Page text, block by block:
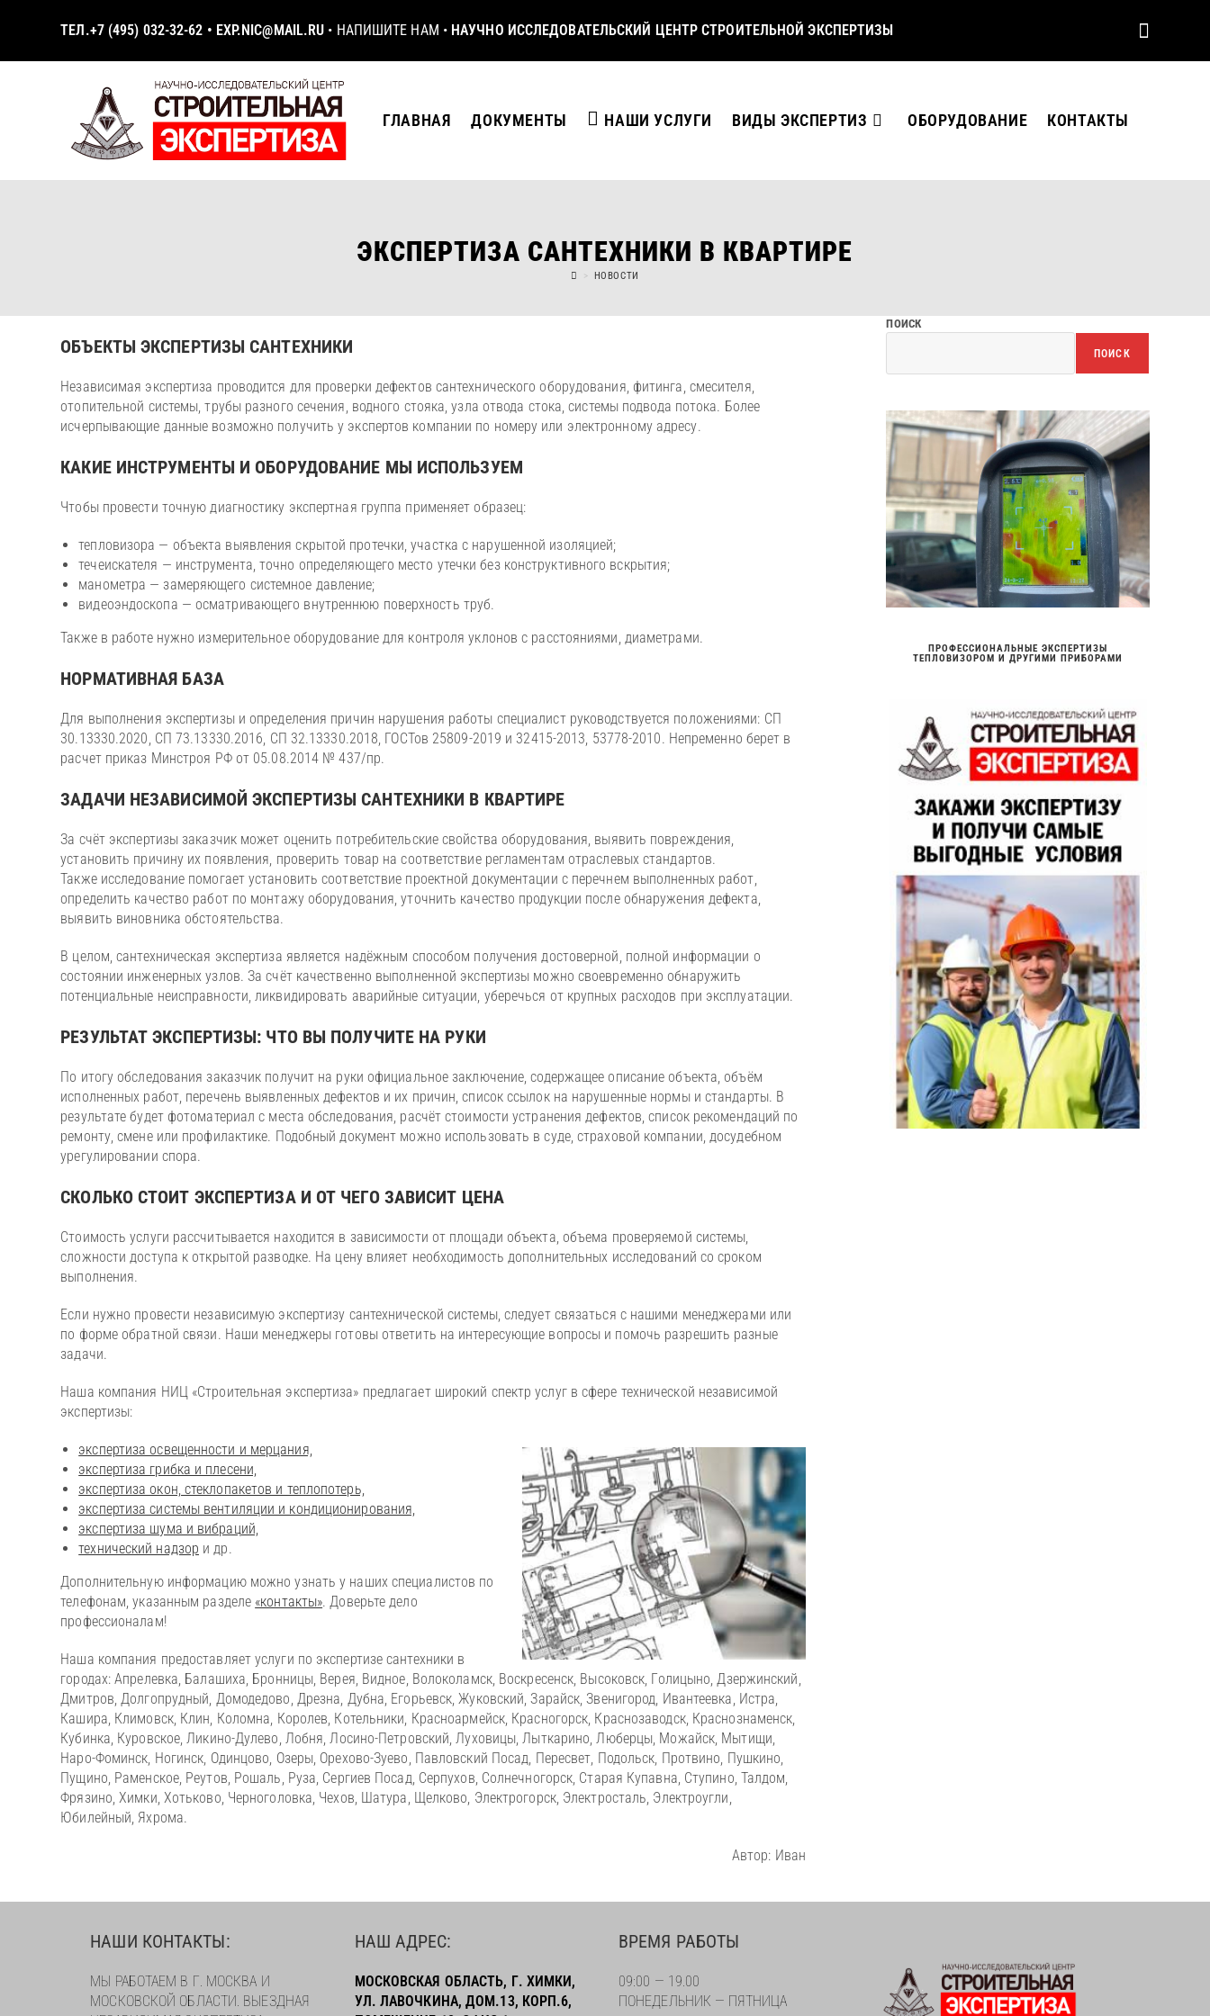
ТЕЛ.+7 (495) 032-32-62 • EXP.NIC@MAIL.RU • НАПИШИТЕ НАМ • НАУЧНО ИССЛЕДОВАТЕЛЬСКИЙ ЦЕНТР СТРОИТЕЛЬНОЙ ЭКСПЕРТИЗЫ
ГЛАВНАЯ ДОКУМЕНТЫ НАШИ УСЛУГИ ВИДЫ ЭКСПЕРТИЗ ОБОРУДОВАНИЕ КОНТАКТЫ
ЭКСПЕРТИЗА САНТЕХНИКИ В КВАРТИРЕ
> НОВОСТИ
ОБЪЕКТЫ ЭКСПЕРТИЗЫ САНТЕХНИКИ
Независимая экспертиза проводится для проверки дефектов сантехнического оборудования, фитинга, смесителя,
отопительной системы, трубы разного сечения, водного стояка, узла отвода стока, системы подвода потока. Более
исчерпывающие данные возможно получить у экспертов компании по номеру или электронному адресу.
КАКИЕ ИНСТРУМЕНТЫ И ОБОРУДОВАНИЕ МЫ ИСПОЛЬЗУЕМ
Чтобы провести точную диагностику экспертная группа применяет образец:
тепловизора — объекта выявления скрытой протечки, участка с нарушенной изоляцией;
течеискателя — инструмента, точно определяющего место утечки без конструктивного вскрытия;
манометра — замеряющего системное давление;
видеоэндоскопа — осматривающего внутреннюю поверхность труб.
Также в работе нужно измерительное оборудование для контроля уклонов с расстояниями, диаметрами.
НОРМАТИВНАЯ БАЗА
Для выполнения экспертизы и определения причин нарушения работы специалист руководствуется положениями: СП
30.13330.2020, СП 73.13330.2016, СП 32.13330.2018, ГОСТов 25809-2019 и 32415-2013, 53778-2010. Непременно берет в
расчет приказ Минстроя РФ от 05.08.2014 № 437/пр.
ЗАДАЧИ НЕЗАВИСИМОЙ ЭКСПЕРТИЗЫ САНТЕХНИКИ В КВАРТИРЕ
За счёт экспертизы заказчик может оценить потребительские свойства оборудования, выявить повреждения,
установить причину их появления, проверить товар на соответствие регламентам отраслевых стандартов.
Также исследование помогает установить соответствие проектной документации с перечнем выполненных работ,
определить качество работ по монтажу оборудования, уточнить качество продукции после обнаружения дефекта,
выявить виновника обстоятельства.
В целом, сантехническая экспертиза является надёжным способом получения достоверной, полной информации о
состоянии инженерных узлов. За счёт качественно выполненной экспертизы можно своевременно обнаружить
потенциальные неисправности, ликвидировать аварийные ситуации, уберечься от крупных расходов при эксплуатации.
РЕЗУЛЬТАТ ЭКСПЕРТИЗЫ: ЧТО ВЫ ПОЛУЧИТЕ НА РУКИ
По итогу обследования заказчик получит на руки официальное заключение, содержащее описание объекта, объём
исполненных работ, перечень выявленных дефектов и их причин, список ссылок на нарушенные нормы и стандарты. В
результате будет фотоматериал с места обследования, расчёт стоимости устранения дефектов, список рекомендаций по
ремонту, смене или профилактике. Подобный документ можно использовать в суде, страховой компании, досудебном
урегулировании спора.
СКОЛЬКО СТОИТ ЭКСПЕРТИЗА И ОТ ЧЕГО ЗАВИСИТ ЦЕНА
Стоимость услуги рассчитывается находится в зависимости от площади объекта, объема проверяемой системы,
сложности доступа к открытой разводке. На цену влияет необходимость дополнительных исследований со сроком
выполнения.
Если нужно провести независимую экспертизу сантехнической системы, следует связаться с нашими менеджерами или
по форме обратной связи. Наши менеджеры готовы ответить на интересующие вопросы и помочь разрешить разные
задачи.
Наша компания НИЦ «Строительная экспертиза» предлагает широкий спектр услуг в сфере технической независимой
экспертизы:
экспертиза освещенности и мерцания,
экспертиза грибка и плесени,
экспертиза окон, стеклопакетов и теплопотерь,
экспертиза системы вентиляции и кондиционирования,
экспертиза шума и вибраций,
технический надзор и др.
Дополнительную информацию можно узнать у наших специалистов по
телефонам, указанным разделе «контакты». Доверьте дело
профессионалам!
Наша компания предоставляет услуги по экспертизе сантехники в
городах: Апрелевка, Балашиха, Бронницы, Верея, Видное, Волоколамск, Воскресенск, Высоковск, Голицыно, Дзержинский,
Дмитров, Долгопрудный, Домодедово, Дрезна, Дубна, Егорьевск, Жуковский, Зарайск, Звенигород, Ивантеевка, Истра,
Кашира, Климовск, Клин, Коломна, Королев, Котельники, Красноармейск, Красногорск, Краснозаводск, Краснознаменск,
Кубинка, Куровское, Ликино-Дулево, Лобня, Лосино-Петровский, Луховицы, Лыткарино, Люберцы, Можайск, Мытищи,
Наро-Фоминск, Ногинск, Одинцово, Озеры, Орехово-Зуево, Павловский Посад, Пересвет, Подольск, Протвино, Пушкино,
Пущино, Раменское, Реутов, Рошаль, Руза, Сергиев Посад, Серпухов, Солнечногорск, Старая Купавна, Ступино, Талдом,
Фрязино, Химки, Хотьково, Черноголовка, Чехов, Шатура, Щелково, Электрогорск, Электросталь, Электроугли,
Юбилейный, Яхрома.
Автор: Иван
ПОИСК
ПОИСК
ПРОФЕССИОНАЛЬНЫЕ ЭКСПЕРТИЗЫ
ТЕПЛОВИЗОРОМ И ДРУГИМИ ПРИБОРАМИ
НАШИ КОНТАКТЫ:
МЫ РАБОТАЕМ В Г. МОСКВА И
МОСКОВСКОЙ ОБЛАСТИ. ВЫЕЗДНАЯ
НАШ АДРЕС:
МОСКОВСКАЯ ОБЛАСТЬ, Г. ХИМКИ,
УЛ. ЛАВОЧКИНА, ДОМ.13, КОРП.6,
ВРЕМЯ РАБОТЫ
09:00 — 19.00
ПОНЕДЕЛЬНИК — ПЯТНИЦА